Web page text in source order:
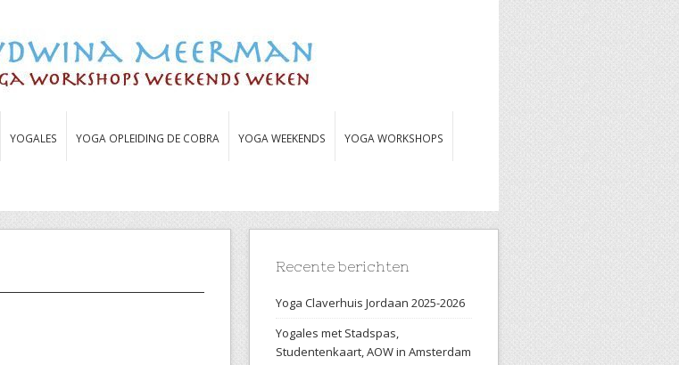
YOGALES YOGA OPLEIDING DE COBRA YOGA WEEKENDS YOGA WORKSHOPS
Recente berichten
Yoga Claverhuis Jordaan 2025-2026
Yogales met Stadspas,
Studentenkaart, AOW in Amsterdam